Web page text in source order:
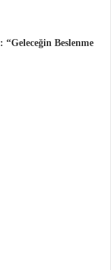
Beslenme